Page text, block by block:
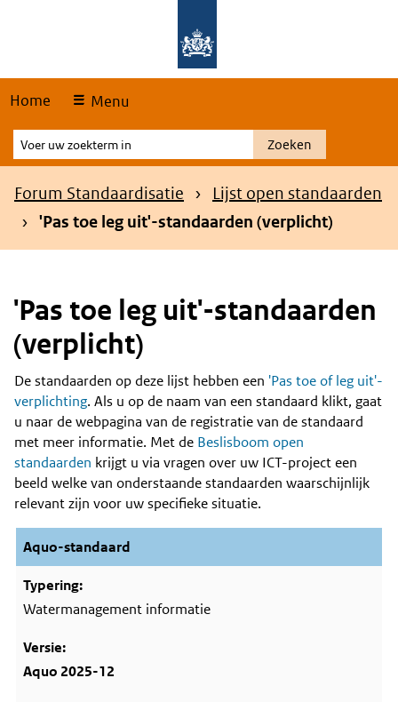
Home Menu
Voer
uw
zoekterm
Zoeken
Kruimelpad
Forum Standaardisatie
Lijst open standaarden
'Pas toe leg uit'-standaarden (verplicht)
'Pas toe leg uit'-standaarden
(verplicht)
Content
De standaarden op deze lijst hebben een 'Pas toe of leg uit'-
verplichting. Als u op de naam van een standaard klikt, gaat
u naar de webpagina van de registratie van de standaard
met meer informatie. Met de Beslisboom open
standaarden krijgt u via vragen over uw ICT-project een
beeld welke van onderstaande standaarden waarschijnlijk
relevant zijn voor uw specifieke situatie.
Aquo-standaard
Watermanagement informatie
Aquo 2025-12